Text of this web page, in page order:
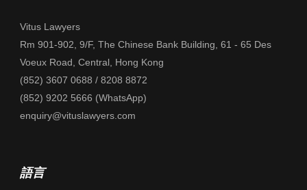
Vitus Lawyers
Rm 901-902, 9/F, The Chinese Bank Building, 61 - 65 Des
Voeux Road, Central, Hong Kong
(852) 3607 0688 / 8208 8872
(852) 9202 5666 (WhatsApp)
enquiry@vituslawyers.com
語言